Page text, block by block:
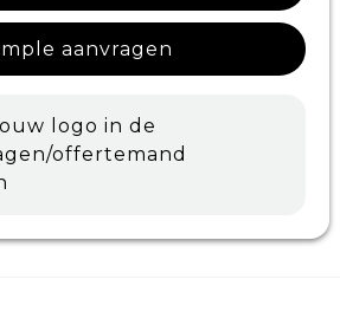
aanvragen
logo in de
offertemand